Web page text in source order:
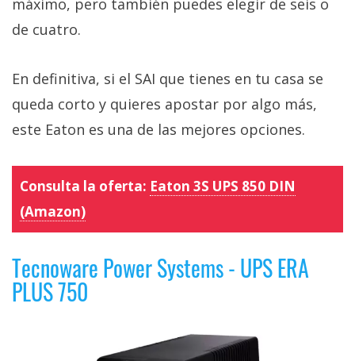
máximo, pero también puedes elegir de seis o
de cuatro.
En definitiva, si el SAI que tienes en tu casa se
queda corto y quieres apostar por algo más,
este Eaton es una de las mejores opciones.
Consulta la oferta: Eaton 3S UPS 850 DIN
(Amazon)
Tecnoware Power Systems - UPS ERA
PLUS 750